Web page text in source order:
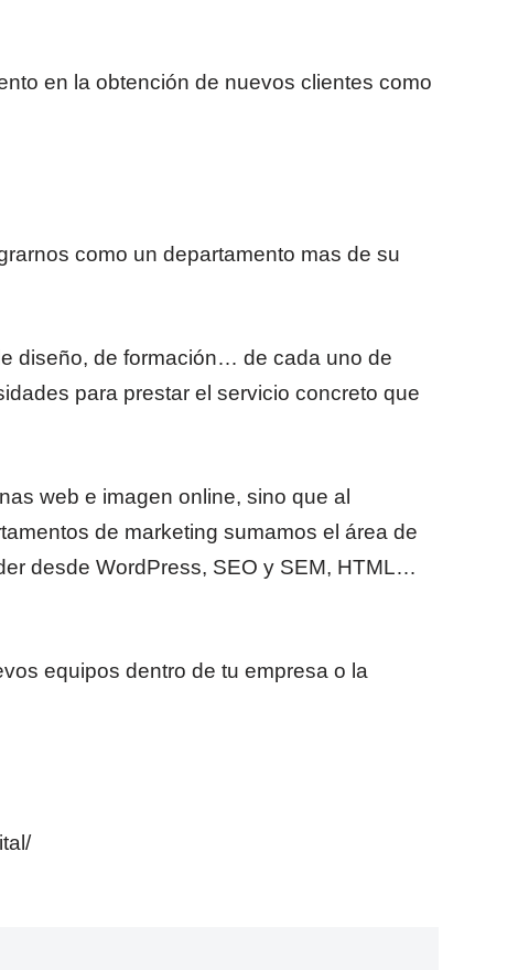
en la obtención de nuevos clientes como
como un departamento mas de su
diseño, de formación… de cada uno de
para prestar el servicio concreto que
web e imagen online, sino que al
de marketing sumamos el área de
desde WordPress, SEO y SEM, HTML…
equipos dentro de tu empresa o la